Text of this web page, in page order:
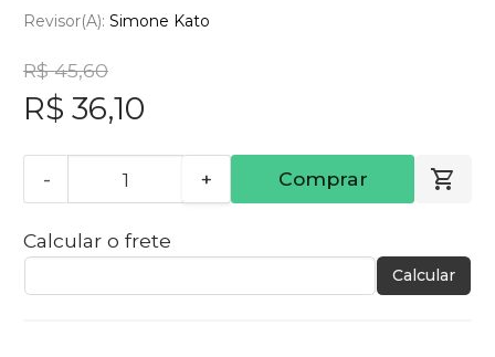
Revisor(a): Simone Kato
R$ 45,60
R$ 36,10
- + Comprar
Calcular o frete
Calcular